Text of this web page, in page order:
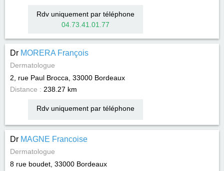
Rdv uniquement par téléphone
04.73.41.01.77
Dr MORERA François
Dermatologue
2, rue Paul Brocca, 33000 Bordeaux
Distance : 238.27 km
Rdv uniquement par téléphone
Dr MAGNE Francoise
Dermatologue
8 rue boudet, 33000 Bordeaux